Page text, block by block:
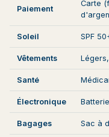
Paiement
Carte
Soleil SPF
Vêtements
Santé
Électronique
Bagages Sac à